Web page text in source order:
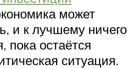
может
и к лучшему ничего
пока остаётся
ситуация.